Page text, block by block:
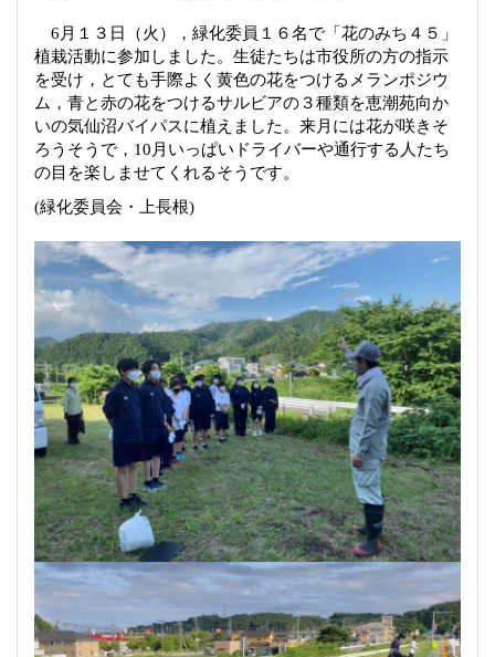
6 月１３日（火），緑化委員１６名で「花のみち４５」
植栽活動に参加しました。生徒たちは市役所の方の指示
を受け，とても手際よく黄色の花をつけるメランポジウ
ム，青と赤の花をつけるサルビアの３種類を恵潮苑向か
いの気仙沼バイパスに植えました。来月には花が咲きそ
ろうそうで， 10 月いっぱいドライバーや通行する人たち
の目を楽しませてくれるそうです。
(緑化委員会・上長根)